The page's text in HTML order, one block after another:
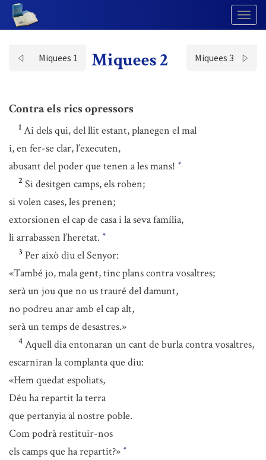
Miquees 1 Miquees 2 Miquees 3
Contra els rics opressors
1 Ai dels qui, del llit estant, planegen el mal
i, en fer-se clar, l’executen,
abusant del poder que tenen a les mans! *
2 Si desitgen camps, els roben;
si volen cases, les prenen;
extorsionen el cap de casa i la seva família,
li arrabassen l’heretat. *
3 Per això diu el Senyor:
«També jo, mala gent, tinc plans contra vosaltres;
serà un jou que no us trauré del damunt,
no podreu anar amb el cap alt,
serà un temps de desastres.»
4 Aquell dia entonaran un cant de burla contra vosaltres,
escarniran la complanta que diu:
«Hem quedat espoliats,
Déu ha repartit la terra
que pertanyia al nostre poble.
Com podrà restituir-nos
els camps que ha repartit?» *